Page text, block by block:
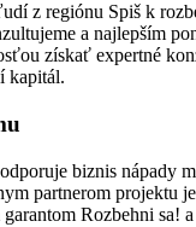
z regiónu Spiš k
a najlepším
získať expertné
kapitál.
biznis nápady
partnerom projektu
Rozbehni sa!